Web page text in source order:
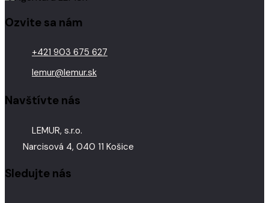
Ozvite sa nám
+421 903 675 627
lemur@lemur.sk
Navštívte nás
LEMUR, s.r.o.
Narcisová 4, 040 11 Košice
Sledujte nás